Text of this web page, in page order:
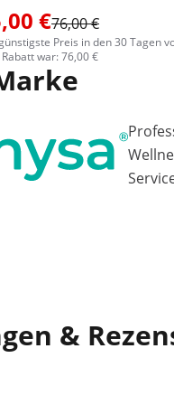
€76,00 €
Preis in den 30 Tagen
war: 76,00 €
&